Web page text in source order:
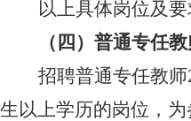
以上具体岗位及
（四）普通专任
招聘普通专任教师
生以上学历的岗位，